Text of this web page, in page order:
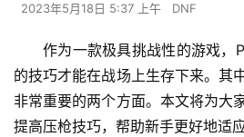
2023年5月18日 5:37 上午 DNF
作为一款极具挑战性的游戏，
的技巧才能在战场上生存下来。其
非常重要的两个方面。本文将为大
提高压枪技巧，帮助新手更好地适应